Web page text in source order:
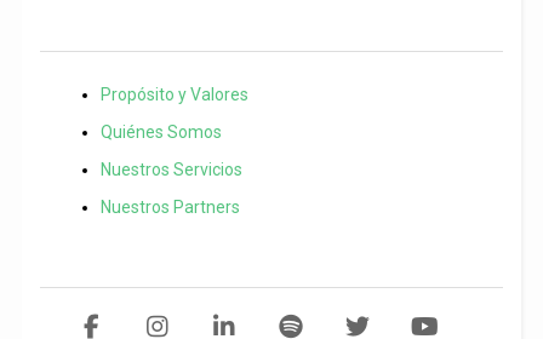
Propósito y Valores
Quiénes Somos
Nuestros Servicios
Nuestros Partners